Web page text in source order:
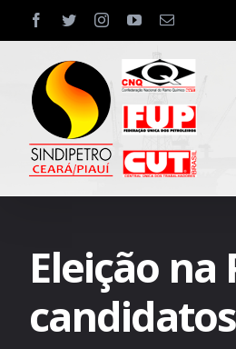
to
content
facebook
twitterinstagram
youtubeEmail
Eleição